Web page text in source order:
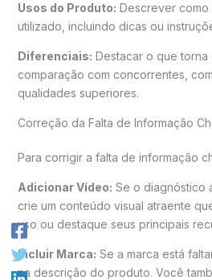
Usos do Produto: Descrever
utilizado, incluindo dicas ou
Diferenciais: Destacar o que
comparação com concorrentes,
qualidades superiores.
Correção da Falta de Informação
Para corrigir a falta de informação
Adicionar Vídeo: Se o diagnóstico
crie um conteúdo visual atraente
uso ou destaque seus principais
Incluir Marca: Se a marca está
na descrição do produto. Você